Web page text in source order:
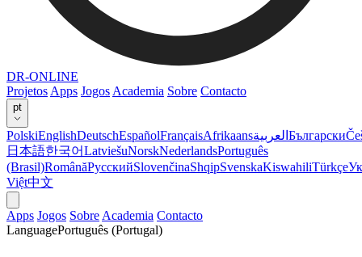
DR-ONLINE
Projetos Apps Jogos Academia Sobre Contacto
pt
PolskiEnglishDeutschEspañolFrançaisAfrikaansالعربية Български
日本語한국어LatviešuNorskNederlandsPortuguês
(Brasil)RomânăРусскийSlovenčinaShqipSvenskaKiswahiliTürkçe
Việt中文
Apps Jogos Sobre Academia Contacto
LanguagePortuguês (Portugal)